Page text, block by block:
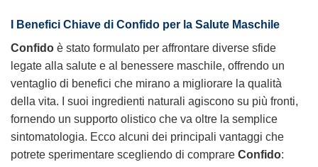
I Benefici Chiave di Confido per la Salute Maschile
Confido è stato formulato per affrontare diverse sfide
legate alla salute e al benessere maschile, offrendo un
ventaglio di benefici che mirano a migliorare la qualità
della vita. I suoi ingredienti naturali agiscono su più fronti,
fornendo un supporto olistico che va oltre la semplice
sintomatologia. Ecco alcuni dei principali vantaggi che
potrete sperimentare scegliendo di comprare Confido: